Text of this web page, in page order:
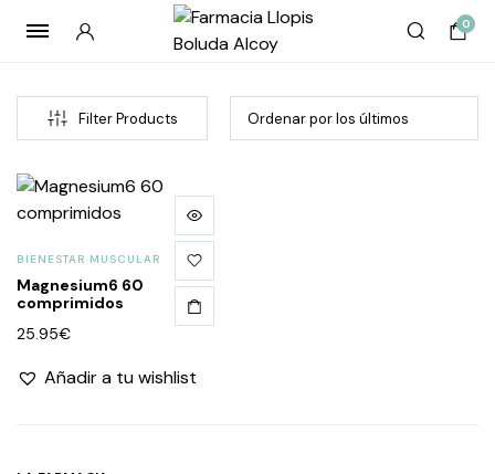
0
Filter Products
BIENESTAR MUSCULAR
Magnesium6 60
comprimidos
25.95€
Añadir a tu wishlist